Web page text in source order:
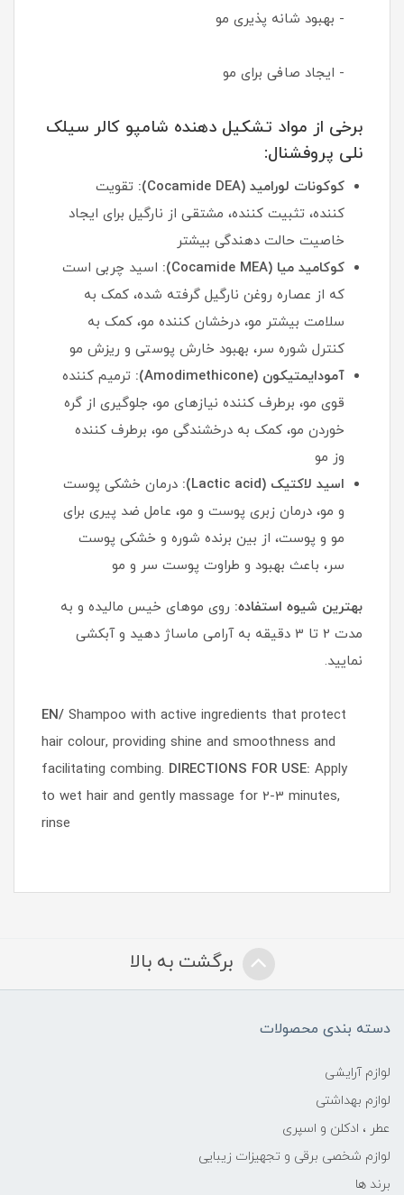
- بهبود شانه پذیری مو
- ایجاد صافی برای مو
برخی از مواد تشکیل دهنده شامپو کالر سیلک
نلی پروفشنال:
کوکونات لورامید (Cocamide DEA):
تقویت
کننده، تثبیت کننده، مشتقی از نارگیل برای ایجاد
خاصیت حالت دهندگی بیشتر
کوکامید میا (Cocamide MEA):
اسید چربی است
که از عصاره روغن نارگیل گرفته شده، کمک به
سلامت بیشتر مو، درخشان کننده مو، کمک به
کنترل شوره سر، بهبود خارش پوستی و ریزش مو
آمودایمتیکون (Amodimethicone):
ترمیم کننده
قوی مو، برطرف کننده نیازهای مو، جلوگیری از گره
خوردن مو، کمک به درخشندگی مو، برطرف کننده
وز مو
اسید لاکتیک (Lactic acid):
درمان خشکی پوست
و مو، درمان زبری پوست و مو، عامل ضد پیری برای
مو و پوست، از بین برنده شوره و خشکی پوست
سر، باعث بهبود و طراوت پوست سر و مو
بهترین شیوه استفاده: روی موهای خیس مالیده و به
مدت 2 تا 3 دقیقه به آرامی ماساژ دهید و آبکشی
نمایید.
EN/ Shampoo with active ingredients that protect
hair colour, providing shine and smoothness and
facilitating combing. DIRECTIONS FOR USE: Apply
to wet hair and gently massage for 2-3 minutes,
rinse
برگشت به بالا
دسته بندی محصولات
لوازم آرایشی
لوازم بهداشتی
عطر ، ادکلن و اسپری
لوازم شخصی برقی و تجهیزات زیبایی
برند ها